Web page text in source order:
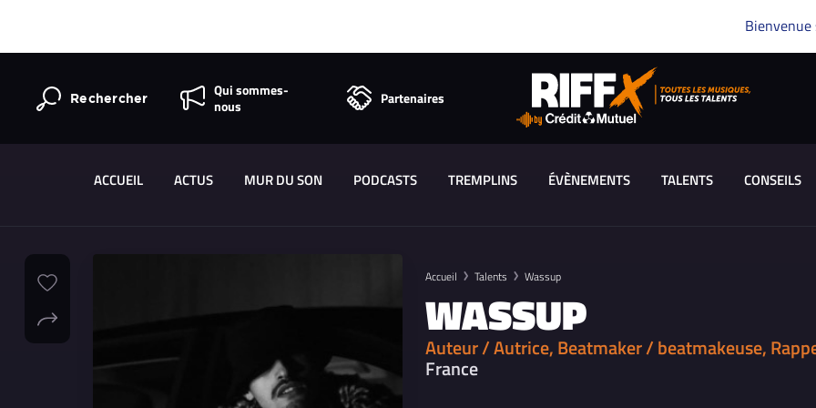
Bienvenue
Rechercher
Qui sommes-
nous
Partenaires
ACCUEIL ACTUS MUR DU SON PODCASTS TREMPLINS ÉVÈNEMENTS TALENTS CONSEILS
Accueil Talents Wassup
WASSUP
Auteur / Autrice, Beatmaker / beatmakeuse,
France